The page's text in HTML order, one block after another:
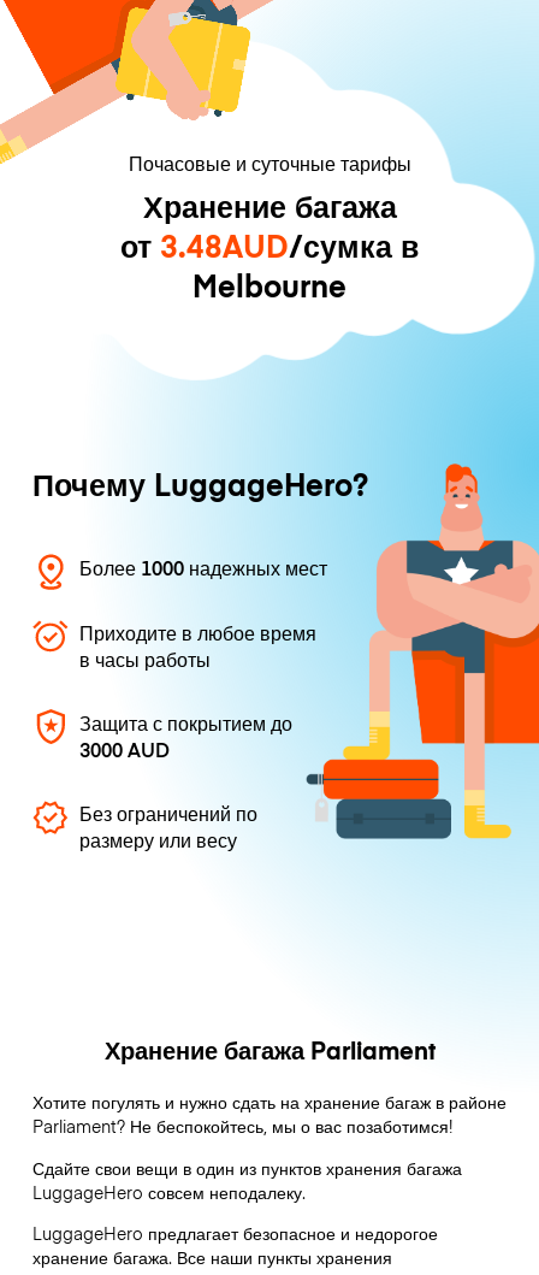
Почасовые и суточные тарифы
Хранение багажа
от 3.48AUD/сумка в
Melbourne
Почему LuggageHero?
Более 1000 надежных мест
Приходите в любое время
в часы работы
Защита с покрытием до
3000 AUD
Без ограничений по
размеру или весу
Хранение багажа Parliament
Хотите погулять и нужно сдать на хранение багаж в районе
Parliament? Не беспокойтесь, мы о вас позаботимся!
Сдайте свои вещи в один из пунктов хранения багажа
LuggageHero совсем неподалеку.
LuggageHero предлагает безопасное и недорогое
хранение багажа. Все наши пункты хранения